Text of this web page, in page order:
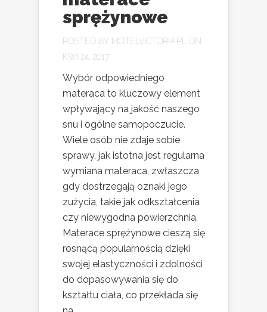
sprężynowe
POSTED BY MOTELVICTORIA.PL ON
KWI 24, 2017
Wybór odpowiedniego
materaca to kluczowy element
wpływający na jakość naszego
snu i ogólne samopoczucie.
Wiele osób nie zdaje sobie
sprawy, jak istotna jest regularna
wymiana materaca, zwłaszcza
gdy dostrzegają oznaki jego
zużycia, takie jak odkształcenia
czy niewygodna powierzchnia.
Materace sprężynowe cieszą się
rosnącą popularnością dzięki
swojej elastyczności i zdolności
do dopasowywania się do
kształtu ciała, co przekłada się